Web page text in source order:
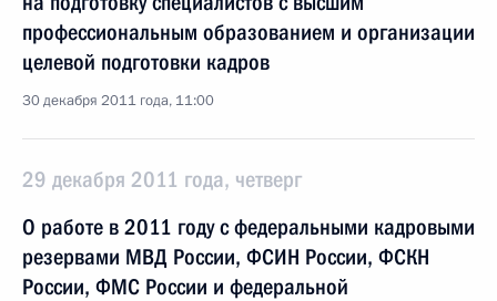
профессиональным образованием и организации
целевой подготовки кадров
30 декабря 2011 года, 11:00
29 декабря 2011 года, четверг
О работе в 2011 году с федеральными кадровыми
резервами МВД России, ФСИН России, ФСКН
России, ФМС России и федеральной